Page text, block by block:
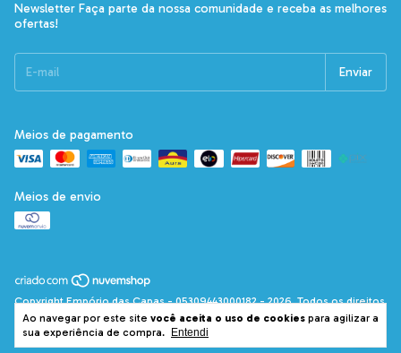
Ao navegar por este site você aceita o uso de cookies para agilizar a
sua experiência de compra.
Entendi
Newsletter Faça parte da nossa comunidade e receba as melhores
ofertas!
Meios de pagamento
Meios de envio
Copyright Empório das Capas - 05309443000182 - 2026. Todos os direitos
reservados.